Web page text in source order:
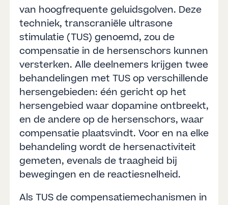
van hoogfrequente geluidsgolven. Deze
techniek, transcraniële ultrasone
stimulatie (TUS) genoemd, zou de
compensatie in de hersenschors kunnen
versterken. Alle deelnemers krijgen twee
behandelingen met TUS op verschillende
hersengebieden: één gericht op het
hersengebied waar dopamine ontbreekt,
en de andere op de hersenschors, waar
compensatie plaatsvindt. Voor en na elke
behandeling wordt de hersenactiviteit
gemeten, evenals de traagheid bij
bewegingen en de reactiesnelheid.
Als TUS de compensatiemechanismen in